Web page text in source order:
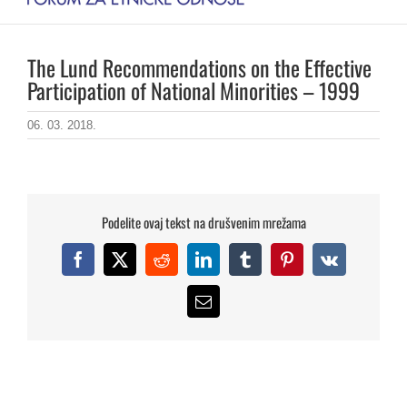
The Lund Recommendations on the Effective
Participation of National Minorities – 1999
06. 03. 2018.
Podelite ovaj tekst na drušvenim mrežama
Facebook
X RedditLinkedInTumblrPinterest
Vk
Email